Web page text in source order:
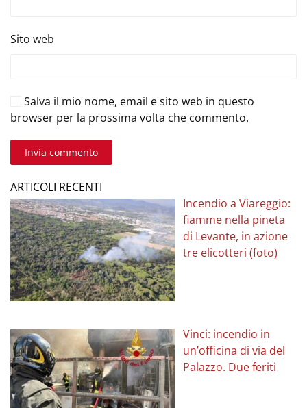
Sito web
Salva il mio nome, email e sito web in questo
browser per la prossima volta che commento.
Invia commento
ARTICOLI RECENTI
Incendio a Viareggio:
fiamme nella pineta
di Levante, in azione
tre elicotteri (foto)
Vinci: incendio in
un’officina di via del
Palazzo. Due feriti